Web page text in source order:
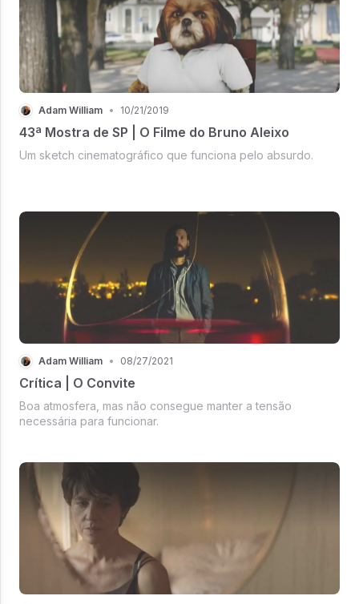
Adam William • 10/21/2019
43ª Mostra de SP | O Filme do Bruno Aleixo
Um sketch cinematográfico que funciona pelo absurdo.
Adam William • 08/27/2021
Crítica | O Convite
Boa atmosfera, mas não consegue manter a tensão
necessária para funcionar.